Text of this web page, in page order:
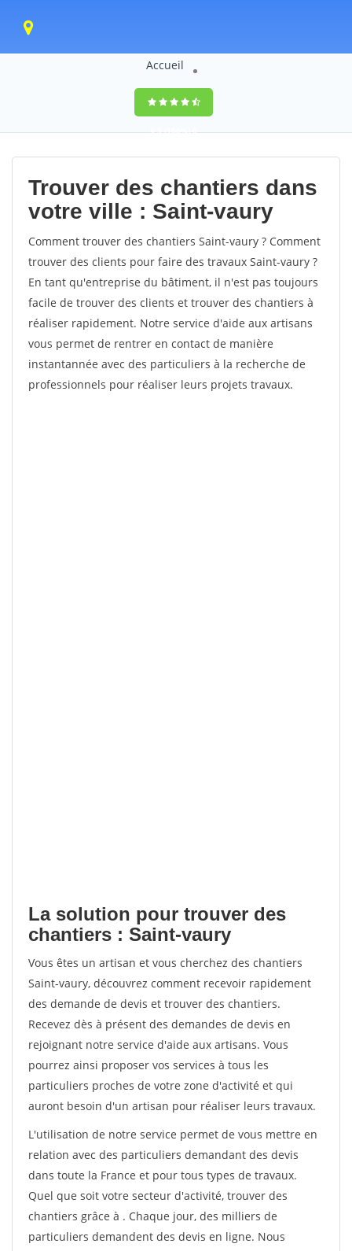
Accueil
9,5(100%)0
votes
Trouver des chantiers dans
votre ville : Saint-vaury
Comment trouver des chantiers Saint-vaury ? Comment
trouver des clients pour faire des travaux Saint-vaury ?
En tant qu'entreprise du bâtiment, il n'est pas toujours
facile de trouver des clients et trouver des chantiers à
réaliser rapidement. Notre service d'aide aux artisans
vous permet de rentrer en contact de manière
instantannée avec des particuliers à la recherche de
professionnels pour réaliser leurs projets travaux.
La solution pour trouver des
chantiers : Saint-vaury
Vous êtes un artisan et vous cherchez des chantiers
Saint-vaury, découvrez comment recevoir rapidement
des demande de devis et trouver des chantiers.
Recevez dès à présent des demandes de devis en
rejoignant notre service d'aide aux artisans. Vous
pourrez ainsi proposer vos services à tous les
particuliers proches de votre zone d'activité et qui
auront besoin d'un artisan pour réaliser leurs travaux.
L'utilisation de notre service permet de vous mettre en
relation avec des particuliers demandant des devis
dans toute la France et pour tous types de travaux.
Quel que soit votre secteur d'activité, trouver des
chantiers grâce à . Chaque jour, des milliers de
particuliers demandent des devis en ligne. Nous